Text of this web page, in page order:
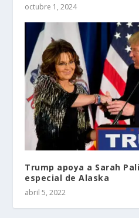
octubre 1, 2024
Trump apoya a Sarah
especial de Alaska
abril 5, 2022